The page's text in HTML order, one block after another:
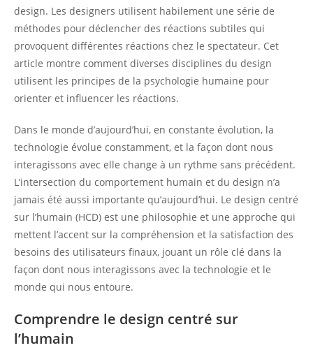
design. Les designers utilisent habilement une série de
méthodes pour déclencher des réactions subtiles qui
provoquent différentes réactions chez le spectateur. Cet
article montre comment diverses disciplines du design
utilisent les principes de la psychologie humaine pour
orienter et influencer les réactions.
Dans le monde d’aujourd’hui, en constante évolution, la
technologie évolue constamment, et la façon dont nous
interagissons avec elle change à un rythme sans précédent.
L’intersection du comportement humain et du design n’a
jamais été aussi importante qu’aujourd’hui. Le design centré
sur l’humain (HCD) est une philosophie et une approche qui
mettent l’accent sur la compréhension et la satisfaction des
besoins des utilisateurs finaux, jouant un rôle clé dans la
façon dont nous interagissons avec la technologie et le
monde qui nous entoure.
Comprendre le design centré sur
l’humain